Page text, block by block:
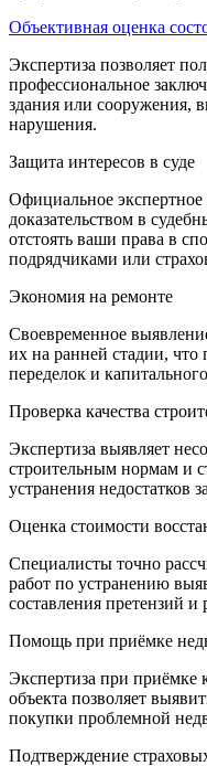
Объективная оценка
Экспертиза позволяет
профессиональное
здания или сооружения,
нарушения.
Защита интересов в суде
Официальное
доказательством в
отстоять ваши права в
подрядчиками или
Экономия на ремонте
Своевременное
их на ранней стадии, что
переделок и
Проверка качества
Экспертиза выявляет
строительным нормам и
устранения недостатков
Оценка стоимости
Специалисты точно
работ по устранению
составления претензий и
Помощь при приёмке
Экспертиза при приёмке
объекта позволяет
покупки проблемной
Подтверждение